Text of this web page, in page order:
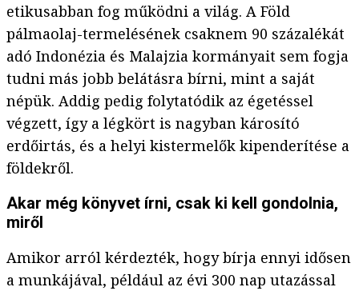
etikusabban fog működni a világ. A Föld
pálmaolaj-termelésének csaknem 90 százalékát
adó Indonézia és Malajzia kormányait sem fogja
tudni más jobb belátásra bírni, mint a saját
népük. Addig pedig folytatódik az égetéssel
végzett, így a légkört is nagyban károsító
erdőirtás, és a helyi kistermelők kipenderítése a
földekről.
Akar még könyvet írni, csak ki kell gondolnia,
miről
Amikor arról kérdezték, hogy bírja ennyi idősen
a munkájával, például az évi 300 nap utazással